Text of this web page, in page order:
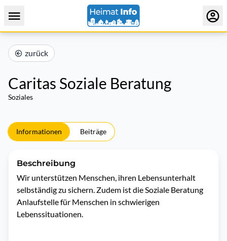
zurück
Caritas Soziale Beratung
Soziales
Informationen Beiträge
Beschreibung
Wir unterstützen Menschen, ihren Lebensunterhalt
selbständig zu sichern. Zudem ist die Soziale Beratung
Anlaufstelle für Menschen in schwierigen
Lebenssituationen.